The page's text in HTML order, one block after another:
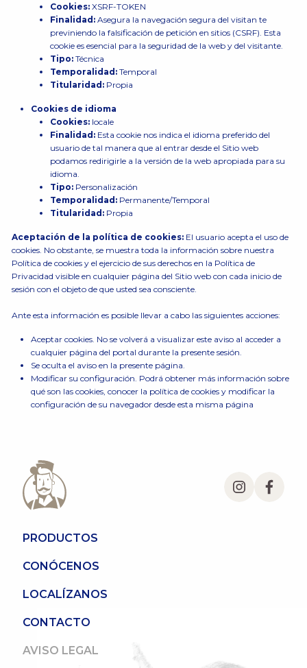
Cookies: XSRF-TOKEN
Finalidad: Asegura la navegación segura del visitan te
previniendo la falsificación de petición en sitios (CSRF). Esta
cookie es esencial para la seguridad de la web y del visitante.
Tipo: Técnica
Temporalidad: Temporal
Titularidad: Propia
Cookies de idioma
Cookies: locale
Finalidad: Esta cookie nos indica el idioma preferido del
usuario de tal manera que al entrar desde el Sitio web
podamos redirigirle a la versión de la web apropiada para su
idioma.
Tipo: Personalización
Temporalidad: Permanente/Temporal
Titularidad: Propia
Aceptación de la política de cookies:El usuario acepta el uso de
cookies. No obstante, se muestra toda la información sobre nuestra
Política de cookies y el ejercicio de sus derechos en la Política de
Privacidad visible en cualquier página del Sitio web con cada inicio de
sesión con el objeto de que usted sea consciente.
Ante esta información es posible llevar a cabo las siguientes acciones:
Aceptar cookies. No se volverá a visualizar este aviso al acceder a
cualquier página del portal durante la presente sesión.
Se oculta el aviso en la presente página.
Modificar su configuración. Podrá obtener más información sobre
qué son las cookies, conocer la política de cookies y modificar la
configuración de su navegador desde esta misma página
PRODUCTOS
CONÓCENOS
LOCALÍZANOS
CONTACTO
AVISO LEGAL